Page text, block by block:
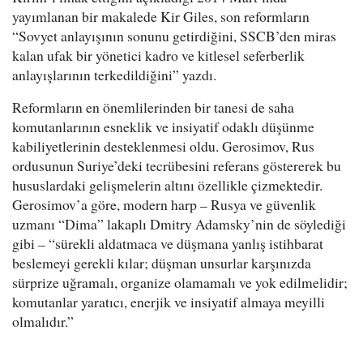
yayımlanan bir makalede Kir Giles, son reformların
“Sovyet anlayışının sonunu getirdiğini, SSCB’den miras
kalan ufak bir yönetici kadro ve kitlesel seferberlik
anlayışlarının terkedildiğini” yazdı.
Reformların en önemlilerinden bir tanesi de saha
komutanlarının esneklik ve insiyatif odaklı düşünme
kabiliyetlerinin desteklenmesi oldu. Gerosimov, Rus
ordusunun Suriye’deki tecrübesini referans göstererek bu
hususlardaki gelişmelerin altını özellikle çizmektedir.
Gerosimov’a göre, modern harp – Rusya ve güvenlik
uzmanı “Dima” lakaplı Dmitry Adamsky’nin de söylediği
gibi – “sürekli aldatmaca ve düşmana yanlış istihbarat
beslemeyi gerekli kılar; düşman unsurlar karşınızda
sürprize uğramalı, organize olamamalı ve yok edilmelidir;
komutanlar yaratıcı, enerjik ve insiyatif almaya meyilli
olmalıdır.”